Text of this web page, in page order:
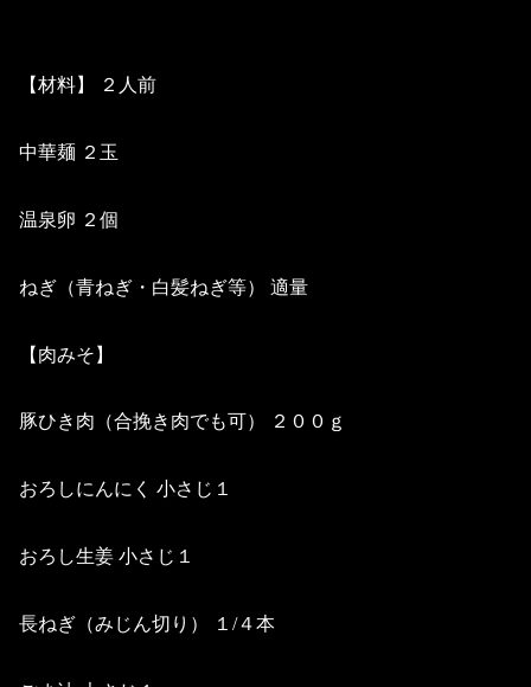
【材料】 ２人前
中華麺 ２玉
温泉卵 ２個
ねぎ（青ねぎ・白髪ねぎ等） 適量
【肉みそ】
豚ひき肉（合挽き肉でも可） ２００ｇ
おろしにんにく 小さじ１
おろし生姜 小さじ１
長ねぎ（みじん切り） １/４本